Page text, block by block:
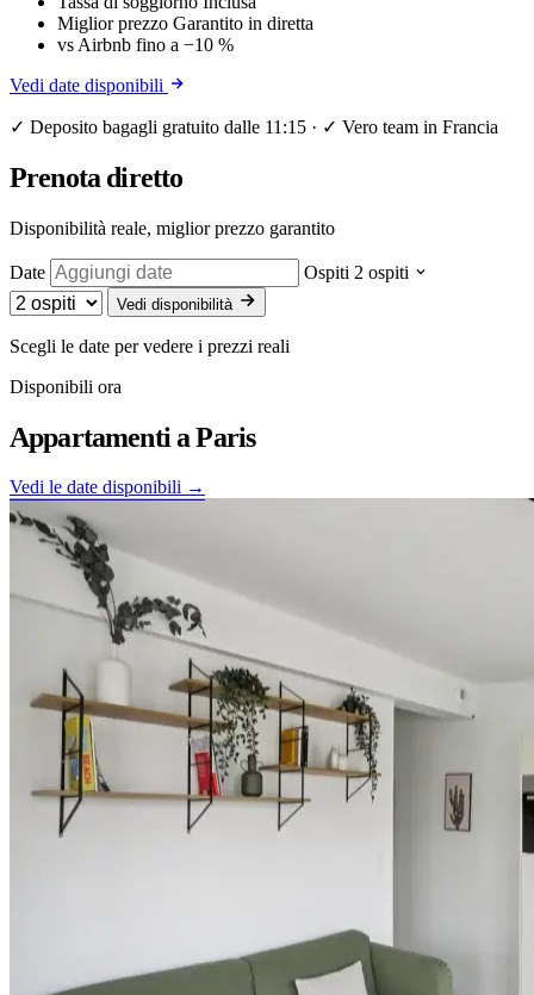
Miglior prezzo Garantito in diretta
vs Airbnb fino a −10 %
Vedi date disponibili
✓ Deposito bagagli gratuito dalle 11:15 · ✓ Vero team in Francia
Prenota diretto
Disponibilità reale, miglior prezzo garantito
Date Ospiti 2 ospiti
Vedi disponibilità
Scegli le date per vedere i prezzi reali
Disponibili ora
Appartamenti aParis
Vedi le date disponibili →